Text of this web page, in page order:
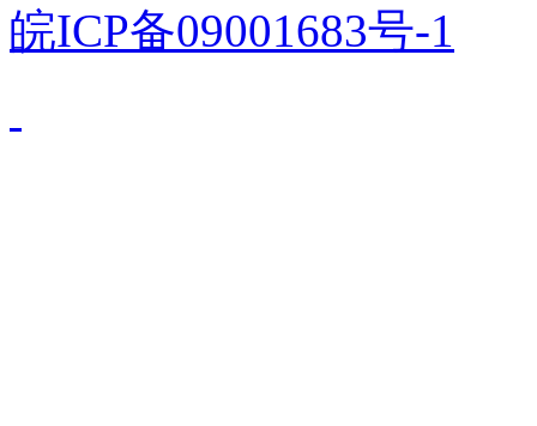
皖ICP备09001683号-1